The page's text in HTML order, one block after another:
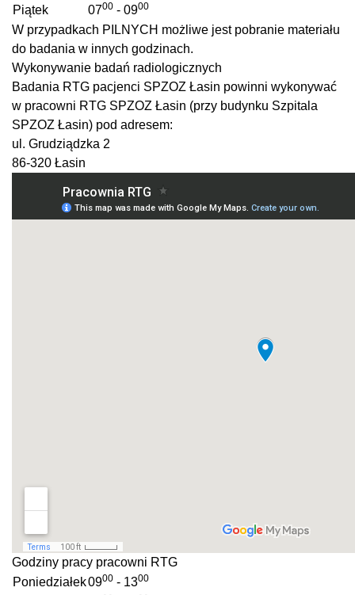
Piątek 0700 - 0900
W przypadkach PILNYCH możliwe jest pobranie materiału
do badania w innych godzinach.
Wykonywanie badań radiologicznych
Badania RTG pacjenci SPZOZ Łasin powinni wykonywać
w pracowni RTG SPZOZ Łasin (przy budynku Szpitala
SPZOZ Łasin) pod adresem:
ul. Grudziądzka 2
86-320 Łasin
Godziny pracy pracowni RTG
Poniedziałek0900 - 1300